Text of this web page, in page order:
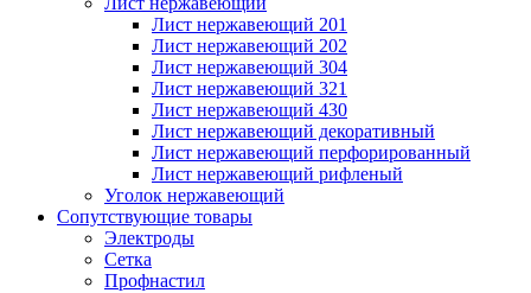
Лист нержавеющий 201
Лист нержавеющий 202
Лист нержавеющий 304
Лист нержавеющий 321
Лист нержавеющий 430
Лист нержавеющий декоративный
Лист нержавеющий перфорированный
Лист нержавеющий рифленый
Уголок нержавеющий
Cопутствующие товары
Электроды
Сетка
Профнастил